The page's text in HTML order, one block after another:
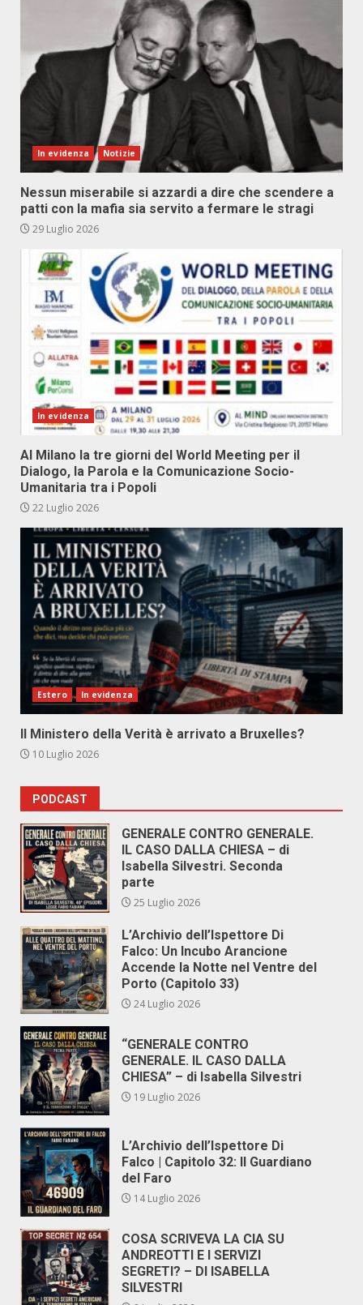
In evidenza Notizie
Nessun miserabile si azzardi a dire che scendere a
patti con la mafia sia servito a fermare le stragi
29 Luglio 2026
In evidenza
Al Milano la tre giorni del World Meeting per il
Dialogo, la Parola e la Comunicazione Socio-
Umanitaria tra i Popoli
22 Luglio 2026
Estero In evidenza
Il Ministero della Verità è arrivato a Bruxelles?
10 Luglio 2026
PODCAST
GENERALE CONTRO GENERALE.
IL CASO DALLA CHIESA – di
Isabella Silvestri. Seconda
parte
25 Luglio 2026
L’Archivio dell’Ispettore Di
Falco: Un Incubo Arancione
Accende la Notte nel Ventre del
Porto (Capitolo 33)
24 Luglio 2026
“GENERALE CONTRO
GENERALE. IL CASO DALLA
CHIESA” – di Isabella Silvestri
19 Luglio 2026
L’Archivio dell’Ispettore Di
Falco | Capitolo 32: Il Guardiano
del Faro
14 Luglio 2026
COSA SCRIVEVA LA CIA SU
ANDREOTTI E I SERVIZI
SEGRETI? – DI ISABELLA
SILVESTRI